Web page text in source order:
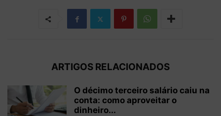
ARTIGOS RELACIONADOS
O décimo terceiro salário caiu na
conta: como aproveitar o
dinheiro...